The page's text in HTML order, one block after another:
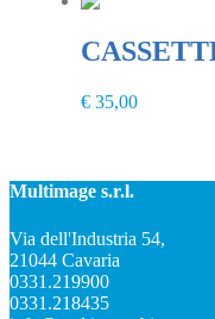
€ 35,00
Multimage s.r.l.
Via dell'Industria 54,
21044 Cavaria
0331.219900
0331.218435